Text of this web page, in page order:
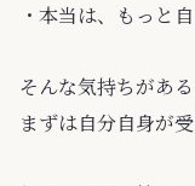
・本当は、もっと
そんな気持ちがある
まずは自分自身が